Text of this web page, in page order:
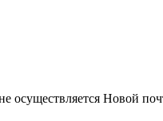
осуществляется Новой